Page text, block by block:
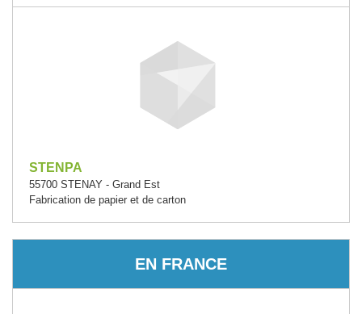
STENPA
55700 STENAY - Grand Est
Fabrication de papier et de carton
EN FRANCE